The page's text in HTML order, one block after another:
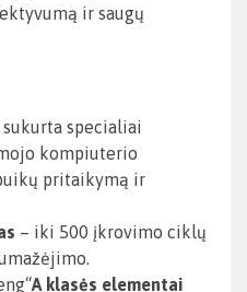
ir saugų
sukurta specialiai
kompiuterio
pritaikymą ir
– iki 500 įkrovimo ciklų
A klasės elementai